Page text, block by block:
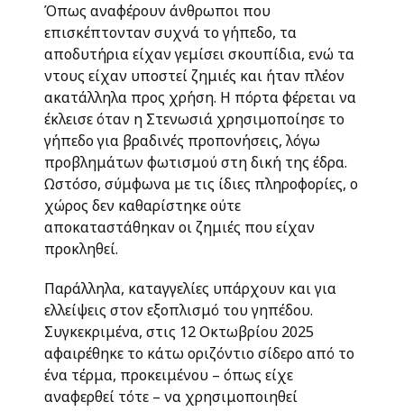
Όπως αναφέρουν άνθρωποι που
επισκέπτονταν συχνά το γήπεδο, τα
αποδυτήρια είχαν γεμίσει σκουπίδια, ενώ τα
ντους είχαν υποστεί ζημιές και ήταν πλέον
ακατάλληλα προς χρήση. Η πόρτα φέρεται να
έκλεισε όταν η Στενωσιά χρησιμοποίησε το
γήπεδο για βραδινές προπονήσεις, λόγω
προβλημάτων φωτισμού στη δική της έδρα.
Ωστόσο, σύμφωνα με τις ίδιες πληροφορίες, ο
χώρος δεν καθαρίστηκε ούτε
αποκαταστάθηκαν οι ζημιές που είχαν
προκληθεί.
Παράλληλα, καταγγελίες υπάρχουν και για
ελλείψεις στον εξοπλισμό του γηπέδου.
Συγκεκριμένα, στις 12 Οκτωβρίου 2025
αφαιρέθηκε το κάτω οριζόντιο σίδερο από το
ένα τέρμα, προκειμένου – όπως είχε
αναφερθεί τότε – να χρησιμοποιηθεί